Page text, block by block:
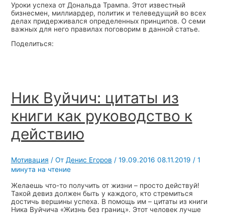
Уроки успеха от Дональда Трампа. Этот известный
бизнесмен, миллиардер, политик и телеведущий во всех
делах придерживался определенных принципов. О семи
важных для него правилах поговорим в данной статье.
Поделиться:
Ник Вуйчич: цитаты из
книги как руководство к
действию
Мотивация / От Денис Егоров / 19.09.2016 08.11.2019 / 1
минута на чтение
Желаешь что-то получить от жизни – просто действуй!
Такой девиз должен быть у каждого, кто стремиться
достичь вершины успеха. В помощь им – цитаты из книги
Ника Вуйчича «Жизнь без границ». Этот человек лучше